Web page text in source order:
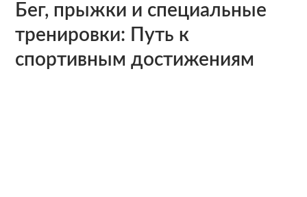
Бег, прыжки и специальные
тренировки: Путь к
спортивным достижениям